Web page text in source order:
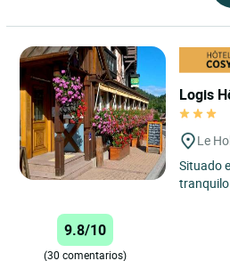
Logis
Le
Situado
tranquilo
como
9.8/10
(30 comentarios)